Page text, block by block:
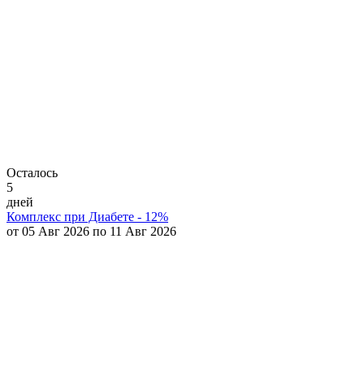
Осталось
5
дней
Комплекс при Диабете - 12%
от 05 Авг 2026 по 11 Авг 2026